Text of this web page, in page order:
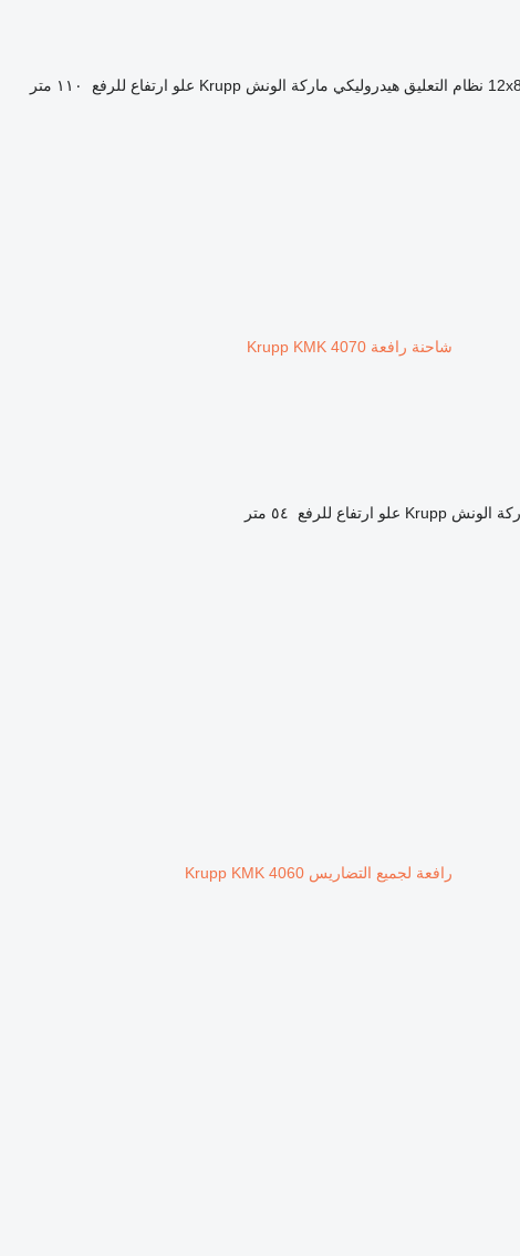
نظام التعليق هيدروليكي ماركة الونش Krupp علو ارتفاع للرفع
١١٠ متر
شاحنة رافعة Krupp KMK 4070
الونش Krupp علو ارتفاع للرفع
٥٤ متر
رافعة لجميع التضاريس Krupp KMK 4060